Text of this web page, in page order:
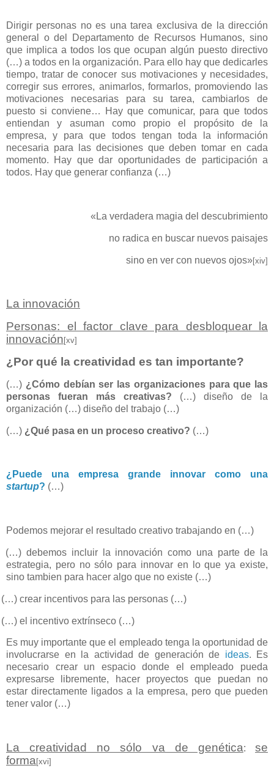
Dirigir personas no es una tarea exclusiva de la dirección
general o del Departamento de Recursos Humanos, sino
que implica a todos los que ocupan algún puesto directivo
(…) a todos en la organización. Para ello hay que dedicarles
tiempo, tratar de conocer sus motivaciones y necesidades,
corregir sus errores, animarlos, formarlos, promoviendo las
motivaciones necesarias para su tarea, cambiarlos de
puesto si conviene… Hay que comunicar, para que todos
entiendan y asuman como propio el propósito de la
empresa, y para que todos tengan toda la información
necesaria para las decisiones que deben tomar en cada
momento. Hay que dar oportunidades de participación a
todos. Hay que generar confianza (…)
«La verdadera magia del descubrimiento
no radica en buscar nuevos paisajes
sino en ver con nuevos ojos»[xiv]
La innovación
Personas: el factor clave para desbloquear la
innovación [xv]
¿Por qué la creatividad es tan importante?
(…) ¿Cómo debían ser las organizaciones para que las
personas fueran más creativas? (…) diseño de la
organización (…) diseño del trabajo (…)
(…) ¿Qué pasa en un proceso creativo? (…)
¿Puede una empresa grande innovar como una
startup? (…)
Podemos mejorar el resultado creativo trabajando en (…)
(…) debemos incluir la innovación como una parte de la
estrategia, pero no sólo para innovar en lo que ya existe,
sino tambien para hacer algo que no existe (…)
(…) crear incentivos para las personas (…)
(…) el incentivo extrínseco (…)
Es muy importante que el empleado tenga la oportunidad de
involucrarse en la actividad de generación de ideas. Es
necesario crear un espacio donde el empleado pueda
expresarse libremente, hacer proyectos que puedan no
estar directamente ligados a la empresa, pero que pueden
tener valor (…)
La creatividad no sólo va de genética:se
forma [xvi]